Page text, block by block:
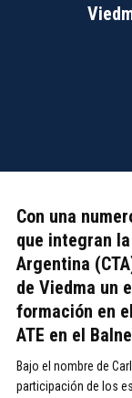
Con una
que integran
Argentina
de Viedma un
formación en
ATE en el
Bajo el nombre de
participación de los